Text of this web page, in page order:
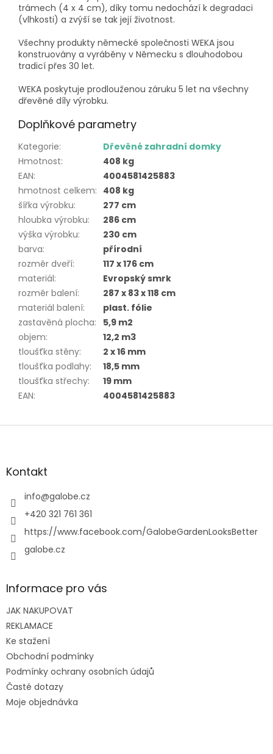
trámech (4 x 4 cm), díky tomu nedochází k degradaci
(vlhkosti) a zvýší se tak její životnost.
Všechny produkty německé společnosti WEKA jsou
konstruovány a vyráběny v Německu s dlouhodobou
tradicí přes 30 let.
WEKA poskytuje prodlouženou záruku 5 let na všechny
dřevěné díly výrobku.
Doplňkové parametry
Kategorie:
Dřevěné zahradní domky
Hmotnost:
408 kg
EAN:
4004581425883
hmotnost celkem: 408 kg
šířka výrobku:
277 cm
hloubka výrobku:
286 cm
výška výrobku:
230 cm
barva:
přírodní
rozměr dveří:
117 x 176 cm
materiál:
Evropský smrk
rozměr balení:
287 x 83 x 118 cm
materiál balení:
plast. fólie
zastavěná plocha:
5,9 m2
objem:
12,2 m3
tloušťka stěny:
2 x 16 mm
tloušťka podlahy:
18,5 mm
tloušťka střechy:
19 mm
EAN: 4004581425883
Z
aKontakt
info@galobe.cz
+420 321 761 361
https://www.facebook.com/GalobeGardenLooksBetter
galobe.cz
Informace pro vás
JAK NAKUPOVAT
REKLAMACE
Ke stažení
Obchodní podmínky
Podmínky ochrany osobních údajů
Časté dotazy
Moje objednávka